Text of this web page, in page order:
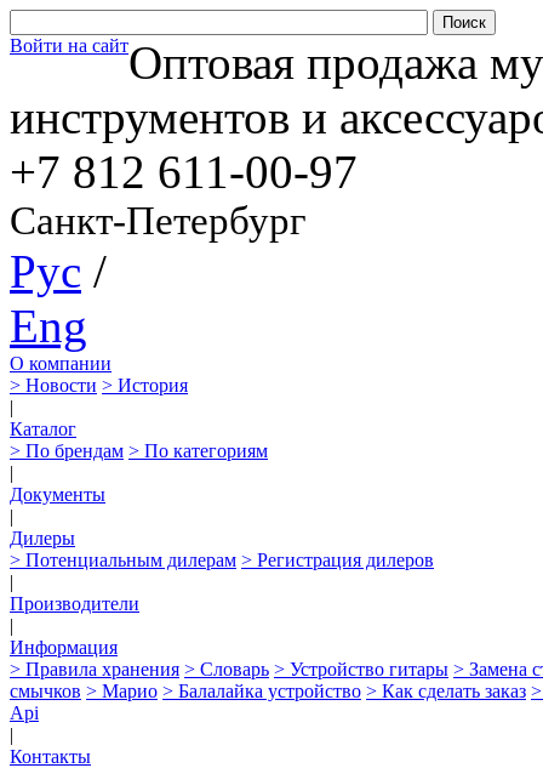
Войти на сайтОптовая продажа
инструментов и
+7 812 611-00-97
Санкт-Петербург
Рус /
Eng
О компании
> Новости > История
|
Каталог
> По брендам > По категориям
|
Документы
|
Дилеры
> Потенциальным дилерам > Регистрация дилеров
|
Производители
|
Информация
> Правила хранения > Словарь > Устройство гитары > Замена
смычков > Марио > Балалайка устройство > Как сделать заказ
Api
|
Контакты